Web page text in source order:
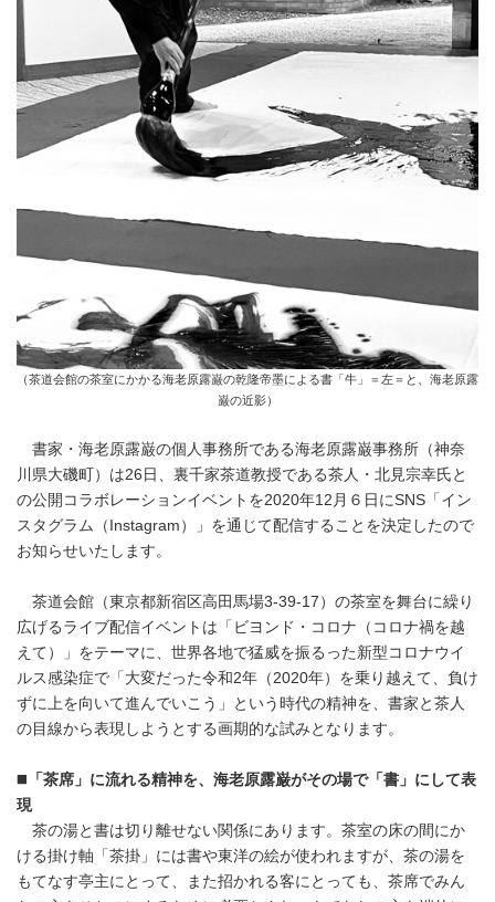
（茶道会館の茶室にかかる海老原露巌の乾隆帝墨による書「牛」＝左＝と、海老原露
巌の近影）
書家・海老原露巌の個人事務所である海老原露巌事務所（神奈
川県大磯町）は26日、裏千家茶道教授である茶人・北見宗幸氏と
の公開コラボレーションイベントを2020年12月６日にSNS「イン
スタグラム（Instagram）」を通じて配信することを決定したので
お知らせいたします。
茶道会館（東京都新宿区高田馬場3-39-17）の茶室を舞台に繰り
広げるライブ配信イベントは「ビヨンド・コロナ（コロナ禍を越
えて）」をテーマに、世界各地で猛威を振るった新型コロナウイ
ルス感染症で「大変だった令和2年（2020年）を乗り越えて、負け
ずに上を向いて進んでいこう」という時代の精神を、書家と茶人
の目線から表現しようとする画期的な試みとなります。
◼️ 「茶席」に流れる精神を、海老原露巌がその場で「書」にして表
現
茶の湯と書は切り離せない関係にあります。茶室の床の間にか
ける掛け軸「茶掛」には書や東洋の絵が使われますが、茶の湯を
もてなす亭主にとって、また招かれる客にとっても、茶席でみん